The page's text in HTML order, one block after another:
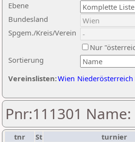
Ebene
Sortierung
Bundesland
Spgem./Kreis/Verein
Nur
Vereinslisten:Wien Niederösterreich
Pnr:111301
tnr St turnier